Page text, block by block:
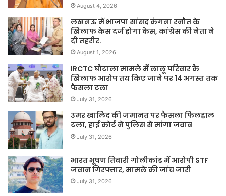
August 4, 2026
लखनऊ में भाजपा सांसद कंगना रनौत के
खिलाफ केस दर्ज होगा केस, कांग्रेस की नेता ने
दी तहरीर.
August 1, 2026
IRCTC घोटाला मामले में लालू परिवार के
खिलाफ आरोप तय किए जाने पर 14 अगस्त तक
फैसला टला
July 31, 2026
उमर खालिद की जमानत पर फैसला फिलहाल
टला, हाई कोर्ट ने पुलिस से मांगा जवाब
July 31, 2026
भारत भूषण तिवारी गोलीकांड में आरोपी STF
जवान गिरफ्तार, मामले की जांच जारी
July 31, 2026